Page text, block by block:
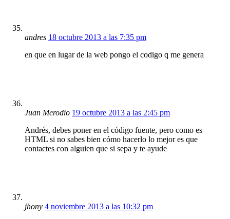
andres 18 octubre 2013 a las 7:35 pm
en que en lugar de la web pongo el codigo q me genera
Juan Merodio 19 octubre 2013 a las 2:45 pm
Andrés, debes poner en el código fuente, pero como es
HTML si no sabes bien cómo hacerlo lo mejor es que
contactes con alguien que si sepa y te ayude
jhony 4 noviembre 2013 a las 10:32 pm